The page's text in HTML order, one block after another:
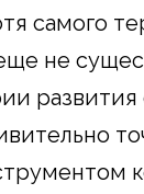
самого
не